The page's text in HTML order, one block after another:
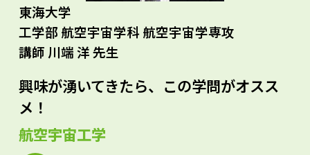
東海大学
工学部 航空宇宙学科 航空宇宙学専攻
講師 川端 洋 先生
興味が湧いてきたら、この学問がオスス
メ！
航空宇宙工学